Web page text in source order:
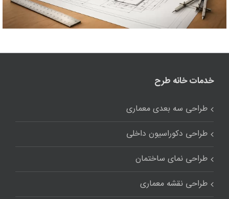
خدمات خانه طرح
طراحی سه بعدی معماری
طراحی دکوراسیون داخلی
طراحی نمای ساختمان
طراحی نقشه معماری